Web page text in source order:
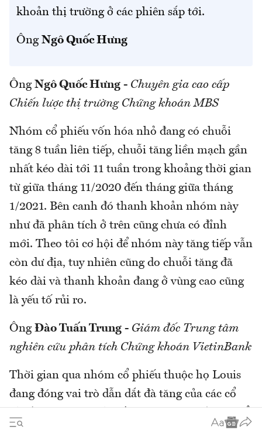
khoản thị trường ở các phiên sắp tới.
Ông Ngô Quốc Hưng
Ông Ngô Quốc Hưng - Chuyên gia cao cấp
Chiến lược thị trường Chứng khoán MBS
Nhóm cổ phiếu vốn hóa nhỏ đang có chuỗi
tăng 8 tuần liên tiếp, chuỗi tăng liền mạch gần
nhất kéo dài tới 11 tuần trong khoảng thời gian
từ giữa tháng 11/2020 đến tháng giữa tháng
1/2021. Bên canh đó thanh khoản nhóm này
như đã phân tích ở trên cũng chưa có đỉnh
mới. Theo tôi cơ hội để nhóm này tăng tiếp vẫn
còn dư địa, tuy nhiên cũng do chuỗi tăng đã
kéo dài và thanh khoản đang ở vùng cao cũng
là yếu tố rủi ro.
Ông Đào Tuấn Trung - Giám đốc Trung tâm
nghiên cứu phân tích Chứng khoán VietinBank
Thời gian qua nhóm cổ phiếu thuộc họ Louis
đang đóng vai trò dẫn dắt đà tăng của các cổ
phiếu này chỉ kết thúc khi các cổ phiếu nhóm